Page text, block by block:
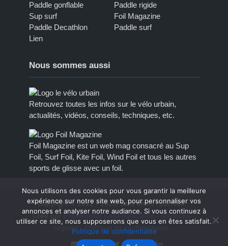
Paddle gonflable
Paddle rigide
Sup surf
Foil Magazine
Paddle Decathlon
Paddle surf
Lien
Nous sommes aussi
Retrouvez toutes les infos sur le vélo urbain,
actualités, vidéos, conseils, techniques, etc.
Foil Magazine est un web mag consacré au Sup
Foil, Surf Foil, Kite Foil, Wind Foil et tous les autres
sports de glisse avec un foil.
Copyright © 2012 - 2023, tous droits réservés.
Créé par Extremotion Communication-Mentions
légales
-Politique de confidentialité
Nous utilisons des cookies pour vous garantir la meilleure
expérience sur notre site web, pour personnaliser vos
annonces et analyser notre audiance. Si vous continuez à
utiliser ce site, nous supposerons que vous en êtes satisfait.
Politique de confidentialité